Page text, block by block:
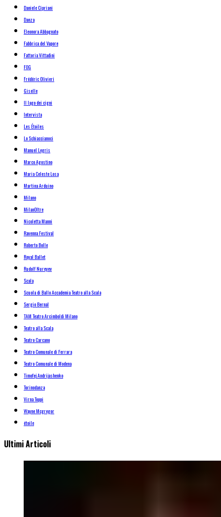
Daniele Cipriani
Danza
Eleonora Abbagnato
Fabbrica del Vapore
Fattoria Vittadini
FOG
Frédéric Olivieri
Giselle
Il lago dei cigni
Intervista
Les Étoiles
Lo Schiaccianoci
Manuel Legris
Marco Agostino
Maria Celeste Losa
Martina Arduino
Milano
MilanOltre
Nicoletta Manni
Ravenna Festival
Roberto Bolle
Royal Ballet
Rudolf Nureyev
Scala
Scuola di Ballo Accademia Teatro alla Scala
Sergio Bernal
TAM Teatro Arcimboldi Milano
Teatro alla Scala
Teatro Carcano
Teatro Comunale di Ferrara
Teatro Comunale di Modena
Timofej Andrijashenko
Torinodanza
Virna Toppi
Wayne Mcgregor
étoile
Ultimi Articoli